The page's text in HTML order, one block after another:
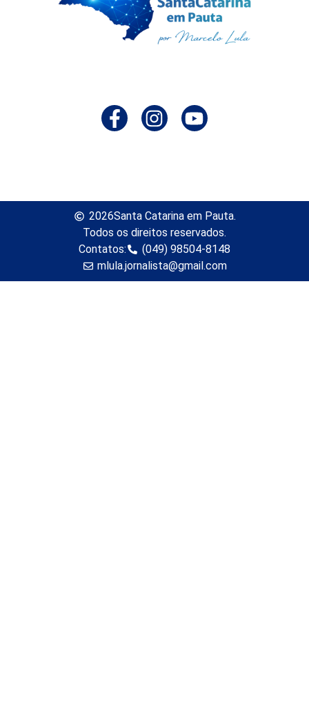
2026Santa Catarina em Pauta.
Todos os direitos reservados.
Contatos:
(049) 98504-8148
mlula.jornalista@gmail.com